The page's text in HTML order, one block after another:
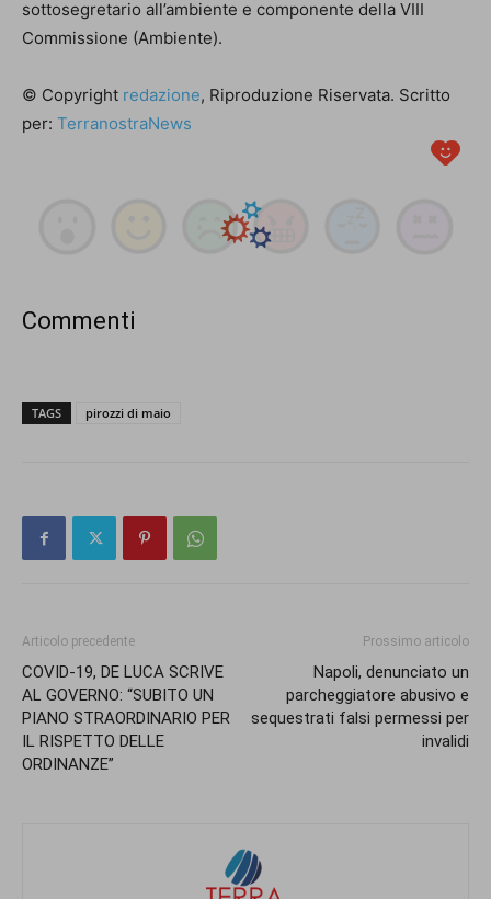
sottosegretario all’ambiente e componente della VIII
Commissione (Ambiente).
© Copyright redazione, Riproduzione Riservata. Scritto
per: TerranostraNews
Commenti
TAGS pirozzi di maio
Articolo precedente
COVID-19, DE LUCA SCRIVE
AL GOVERNO: “SUBITO UN
PIANO STRAORDINARIO PER
IL RISPETTO DELLE
ORDINANZE”
Prossimo articolo
Napoli, denunciato un
parcheggiatore abusivo e
sequestrati falsi permessi per
invalidi